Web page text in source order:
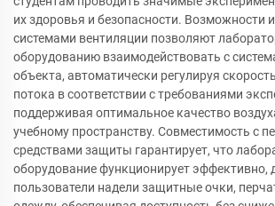
их здоровья и безопасности. Возможности
системами вентиляции позволяют
оборудованию взаимодействовать с
объекта, автоматически регулируя
потока в соответствии с требованиями
поддерживая оптимальное качество
учебному пространству. Совместимость с
средствами защиты гарантирует, что
оборудование функционирует эффективно,
пользователи надели защитные очки,